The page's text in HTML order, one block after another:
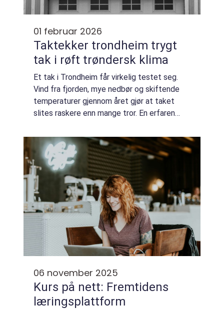
01 februar 2026
Taktekker trondheim trygt
tak i røft trøndersk klima
Et tak i Trondheim får virkelig testet seg.
Vind fra fjorden, mye nedbør og skiftende
temperaturer gjennom året gjør at taket
slites raskere enn mange tror. En erfaren
et trygt, tett tak i mange år og fukts...
06 november 2025
Kurs på nett: Fremtidens
læringsplattform